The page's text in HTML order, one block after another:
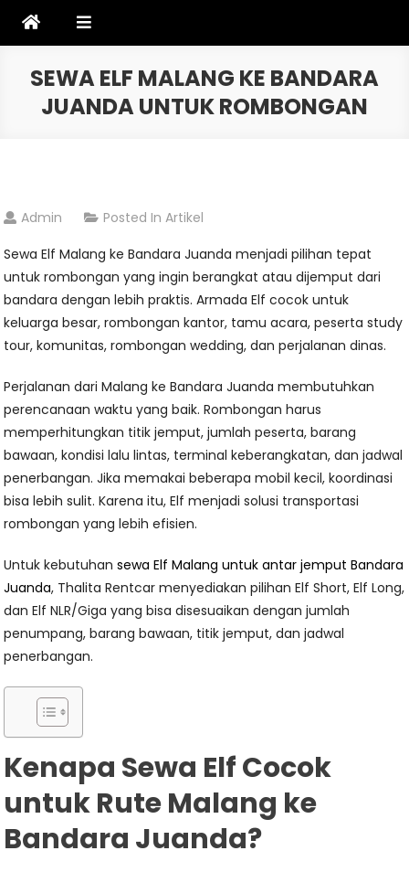
SEWA ELF MALANG KE BANDARA
JUANDA UNTUK ROMBONGAN
Admin Posted InArtikel
Sewa Elf Malang ke Bandara Juanda menjadi pilihan tepat
untuk rombongan yang ingin berangkat atau dijemput dari
bandara dengan lebih praktis. Armada Elf cocok untuk
keluarga besar, rombongan kantor, tamu acara, peserta study
tour, komunitas, rombongan wedding, dan perjalanan dinas.
Perjalanan dari Malang ke Bandara Juanda membutuhkan
perencanaan waktu yang baik. Rombongan harus
memperhitungkan titik jemput, jumlah peserta, barang
bawaan, kondisi lalu lintas, terminal keberangkatan, dan jadwal
penerbangan. Jika memakai beberapa mobil kecil, koordinasi
bisa lebih sulit. Karena itu, Elf menjadi solusi transportasi
rombongan yang lebih efisien.
Untuk kebutuhansewa Elf Malang untuk antar jemput Bandara
Juanda, Thalita Rentcar menyediakan pilihan Elf Short, Elf Long,
dan Elf NLR/Giga yang bisa disesuaikan dengan jumlah
penumpang, barang bawaan, titik jemput, dan jadwal
penerbangan.
Kenapa Sewa Elf Cocok
untuk Rute Malang ke
Bandara Juanda?